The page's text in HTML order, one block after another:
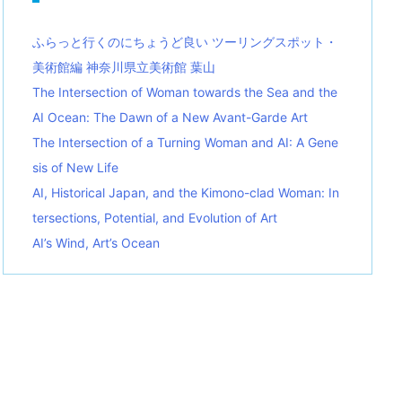
ふらっと行くのにちょうど良い ツーリングスポット・
美術館編 神奈川県立美術館 葉山
The Intersection of Woman towards the Sea and the
AI Ocean: The Dawn of a New Avant-Garde Art
The Intersection of a Turning Woman and AI: A Gene
sis of New Life
AI, Historical Japan, and the Kimono-clad Woman: In
tersections, Potential, and Evolution of Art
AI’s Wind, Art’s Ocean